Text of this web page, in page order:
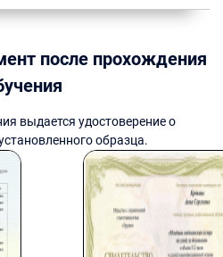
после прохождения
выдается удостоверение о
образца.